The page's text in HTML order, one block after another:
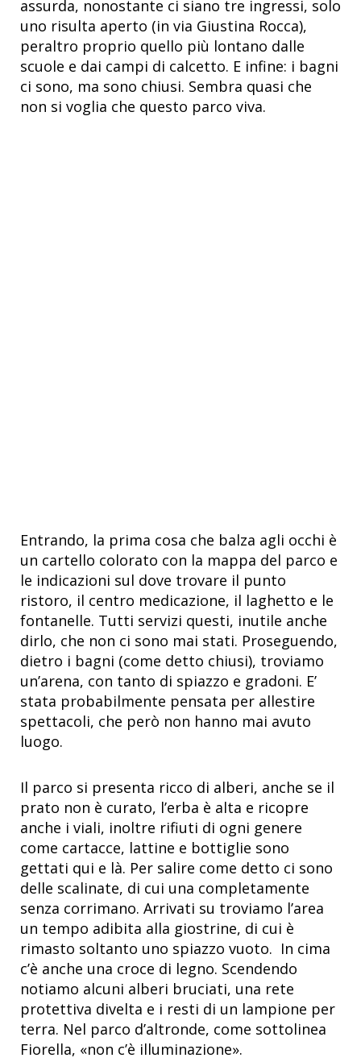
assurda, nonostante ci siano tre ingressi, solo
uno risulta aperto (in via Giustina Rocca),
peraltro proprio quello più lontano dalle
scuole e dai campi di calcetto. E infine: i bagni
ci sono, ma sono chiusi. Sembra quasi che
non si voglia che questo parco viva.
Entrando, la prima cosa che balza agli occhi è
un cartello colorato con la mappa del parco e
le indicazioni sul dove trovare il punto
ristoro, il centro medicazione, il laghetto e le
fontanelle. Tutti servizi questi, inutile anche
dirlo, che non ci sono mai stati. Proseguendo,
dietro i bagni (come detto chiusi), troviamo
un’arena, con tanto di spiazzo e gradoni. E’
stata probabilmente pensata per allestire
spettacoli, che però non hanno mai avuto
luogo.
Il parco si presenta ricco di alberi, anche se il
prato non è curato, l’erba è alta e ricopre
anche i viali, inoltre rifiuti di ogni genere
come cartacce, lattine e bottiglie sono
gettati qui e là. Per salire come detto ci sono
delle scalinate, di cui una completamente
senza corrimano. Arrivati su troviamo l’area
un tempo adibita alla giostrine, di cui è
rimasto soltanto uno spiazzo vuoto. In cima
c’è anche una croce di legno. Scendendo
notiamo alcuni alberi bruciati, una rete
protettiva divelta e i resti di un lampione per
terra. Nel parco d’altronde, come sottolinea
Fiorella, «non c’è illuminazione».